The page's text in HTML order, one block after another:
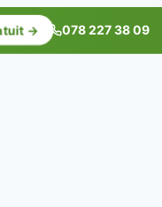
→ 078 227 38 09